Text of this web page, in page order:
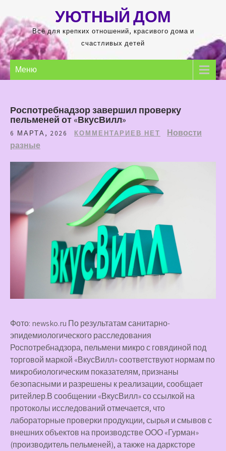
содержимому
УЮТНЫЙ ДОМ
Всё для крепких отношений, красивого дома и
счастливых детей
Меню
Роспотребнадзор завершил проверку
пельменей от «ВкусВилл»
6 МАРТА, 2026 КОММЕНТАРИЕВ НЕТ
Новости
разные
Фото: newsko.ru По результатам санитарно-
эпидемиологического расследования
Роспотребнадзора, пельмени микро с говядиной под
торговой маркой «ВкусВилл» соответствуют нормам по
микробиологическим показателям, признаны
безопасными и разрешены к реализации, сообщает
ритейлер.В сообщении «ВкусВилл» со ссылкой на
протоколы исследований отмечается, что
лабораторные проверки продукции, сырья и смывов с
внешних объектов на производстве ООО «Гурман»
(производитель пельменей), а также на дарксторе